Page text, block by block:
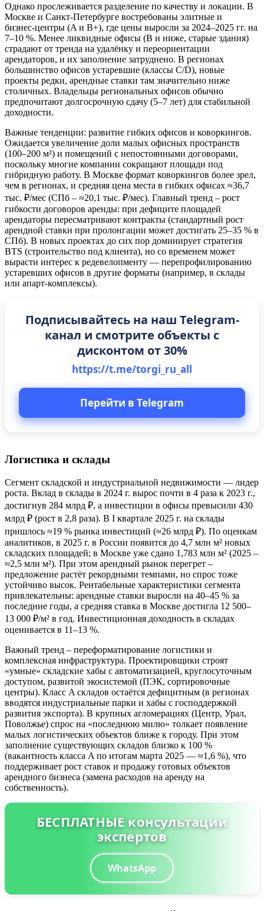
Однако прослеживается разделение по качеству и локации. В
Москве и Санкт-Петербурге востребованы элитные и
бизнес‑центры (A и B+), где цены выросли за 2024–2025 гг. на
7–10 %. Менее ликвидные офисы (B и ниже, старые здания)
страдают от тренда на удалёнку и переориентации
арендаторов, и их заполнение затруднено. В регионах
большинство офисов устаревшие (классы C/D), новые
проекты редки, арендные ставки там значительно ниже
столичных. Владельцы региональных офисов обычно
предпочитают долгосрочную сдачу (5–7 лет) для стабильной
доходности.
Важные тенденции: развитие гибких офисов и коворкингов.
Ожидается увеличение доли малых офисных пространств
(100–200 м²) и помещений с непостоянными договорами,
поскольку многие компании сокращают площади под
гибридную работу. В Москве формат коворкингов более зрел,
чем в регионах, и средняя цена места в гибких офисах ≈36,7
тыс. ₽/мес (СПб – ≈20,1 тыс. ₽/мес). Главный тренд – рост
гибкости договоров аренды: при дефиците площадей
арендаторы пересматривают контракты (стандартный рост
арендной ставки при пролонгации может достигать 25–35 % в
СПб). В новых проектах до сих пор доминирует стратегия
BTS (строительство под клиента), но со временем может
вырасти интерес к редевелопменту — перепрофилированию
устаревших офисов в другие форматы (например, в склады
или апарт-комплексы).
Подписывайтесь на наш Telegram-
канал и смотрите объекты с
дисконтом от 30%
https://t.me/torgi_ru_all
Перейти в Telegram
Логистика и склады
Сегмент складской и индустриальной недвижимости — лидер
роста. Вклад в склады в 2024 г. вырос почти в 4 раза к 2023 г.,
достигнув 284 млрд ₽, а инвестиции в офисы превысили 430
млрд ₽ (рост в 2,8 раза). В I квартале 2025 г. на склады
пришлось ≈19 % рынка инвестиций (≈26 млрд ₽). По оценкам
аналитиков, в 2025 г. в России появится до 4,7 млн м² новых
складских площадей; в Москве уже сдано 1,783 млн м² (2025 –
≈2,5 млн м²). При этом арендный рынок перегрет –
предложение растёт рекордными темпами, но спрос тоже
устойчиво высок. Рентабельные характеристики сегмента
привлекательны: арендные ставки выросли на 40–45 % за
последние годы, а средняя ставка в Москве достигла 12 500–
13 000 ₽/м² в год. Инвестиционная доходность в складах
оценивается в 11–13 %.
Важный тренд – переформатирование логистики и
комплексная инфраструктура. Проектировщики строят
«умные» складские хабы с автоматизацией, круглосуточным
доступом, развитой экосистемой (ПЭК, сортировочные
центры). Класс A складов остаётся дефицитным (в регионах
вводятся индустриальные парки и хабы с господдержкой
развития экспорта). В крупных агломерациях (Центр, Урал,
Поволжье) спрос на «последнюю милю» толкает появление
малых логистических объектов ближе к городу. При этом
заполнение существующих складов близко к 100 %
(вакантность класса A по итогам марта 2025 — ≈1,6 %), что
поддерживает рост ставок и продажу готовых объектов
арендного бизнеса (замена расходов на аренду на
собственность).
БЕСПЛАТНЫЕ консультации
экспертов
WhatsApp